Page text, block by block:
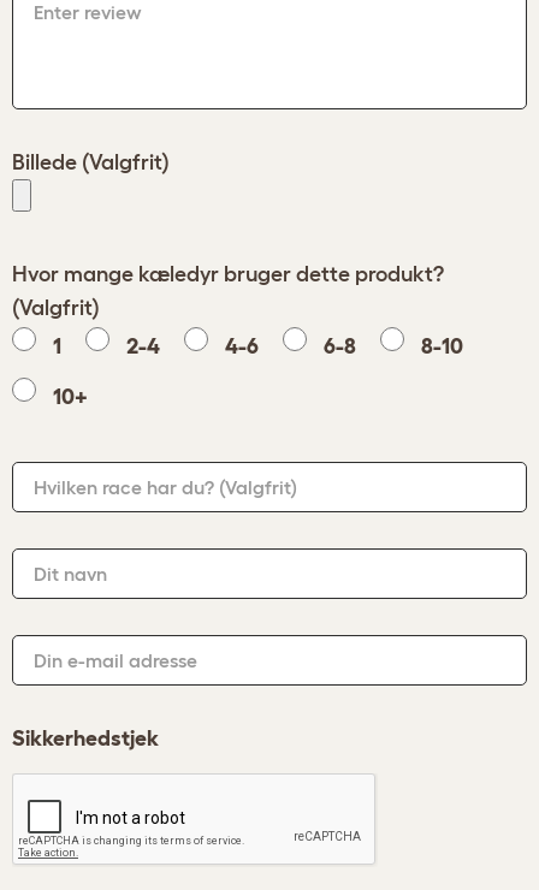
Enter review
Billede (Valgfrit)
Hvor mange kæledyr bruger dette produkt?
(Valgfrit)
1
2-4 4-6 6-8 8-10
10+
Hvilken race har du? (Valgfrit)
Dit navn
Din e-mail adresse
Sikkerhedstjek